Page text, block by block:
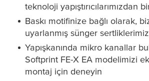
teknoloji yapıştırıcılarımızdan
Baskı motifinize bağlı olarak,
uyarlanmış sünger
Yapışkanında mikro kanallar
Softprint FE-X EA modelimizi
montaj için deneyin